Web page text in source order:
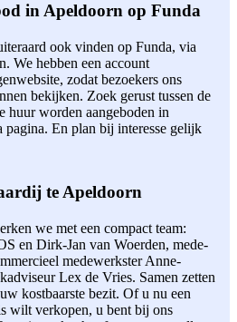
in Apeldoorn op Funda
ook vinden op Funda, via
We hebben een account
zodat bezoekers ons
bekijken. Zoek gerust tussen de
huur worden aangeboden in
pagina. En plan bij interesse gelijk
te Apeldoorn
we met een compact team:
en Dirk-Jan van Woerden, mede-
medewerkster Anne-
Lex de Vries. Samen zetten
kostbaarste bezit. Of u nu een
wilt verkopen, u bent bij ons